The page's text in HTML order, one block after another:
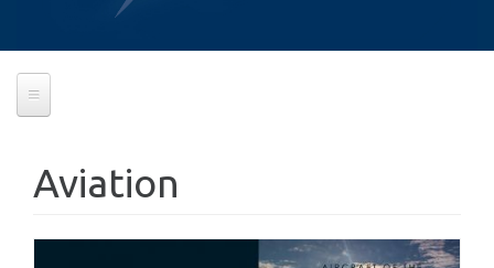
Aviation